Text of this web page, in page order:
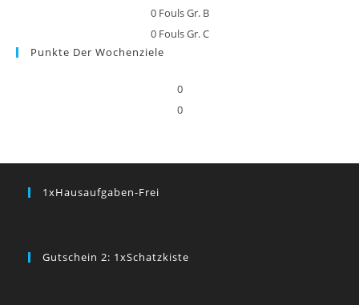
0 Fouls Gr. B
0 Fouls Gr. C
Punkte Der Wochenziele
0
0
1xHausaufgaben-Frei
Gutschein 2: 1xSchatzkiste